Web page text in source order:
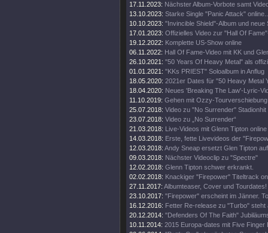
17.11.2023: Nächster Album-Vorbote samt
13.10.2023: Starke Single "Panic Attack"
10.10.2023: "Invincible Shield"-Album und neue
17.01.2023: Offizielles Video zur "Hall Of
19.12.2022: Komplette US-Show online
06.11.2022: Hall Of Fame-Video mit KK und
26.10.2021: "50 Years Of Heavy Metal" als
01.01.2021: "KKs PRIEST" Soloalbum in Anflug
18.05.2020: 2021er Dates für "50 Heavy Metal
18.04.2020: Neues 'Breaking The Law'-Lyric-
11.10.2019: Gehen mit Ozzy-
25.07.2018: Video zu "No Surrender" Stadionhit
23.07.2018: Video zu „No Surrender“
21.03.2018: Live-Videos mit Glenn Tipton online
14.03.2018: Erste, fette Livevideos der
12.03.2018: Andy Sneap ersetzt Glen Tipton
09.03.2018: Nächster Videoclip zu "Spectre"
12.02.2018: Glenn Tipton schwer erkrankt.
02.02.2018: Knackiger "Firepower" Titeltrack
27.11.2017: Albumteaser, Cover und Tourdates!
23.10.2017: "Firepower" erscheint im Jänner.
16.12.2016: Fetter Re-release zu "Turbo" steht
20.12.2014: "Defenders Of The Faith"
10.11.2014: 2015 Europa-dates mit Five Finger